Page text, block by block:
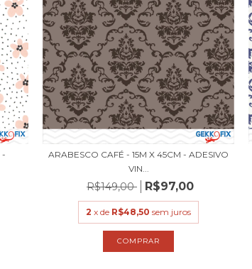
-
ARABESCO CAFÉ - 15M X 45CM - ADESIVO
VIN...
R$149,00 R$97,00
2 x de R$48,50 sem juros